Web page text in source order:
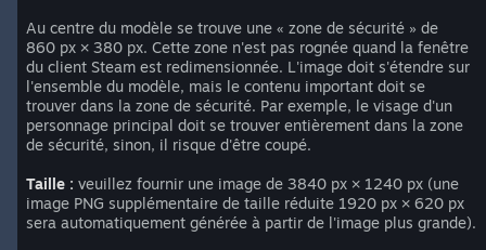
Au centre du modèle se trouve une « zone de sécurité » de
860 px × 380 px. Cette zone n'est pas rognée quand la fenêtre
du client Steam est redimensionnée. L'image doit s'étendre sur
l'ensemble du modèle, mais le contenu important doit se
trouver dans la zone de sécurité. Par exemple, le visage d'un
personnage principal doit se trouver entièrement dans la zone
de sécurité, sinon, il risque d'être coupé.
Taille : veuillez fournir une image de 3840 px × 1240 px (une
image PNG supplémentaire de taille réduite 1920 px × 620 px
sera automatiquement générée à partir de l'image plus grande).